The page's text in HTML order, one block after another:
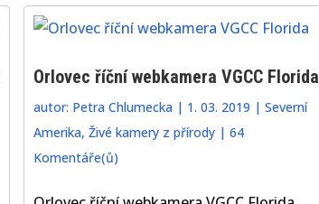
Orlovec říční webkamera VGCC Florida
autor: Petra Chlumecka| 1. 03. 2019 | Severní
Amerika, Živé kamery z přírody| 64
Komentáře(ů)